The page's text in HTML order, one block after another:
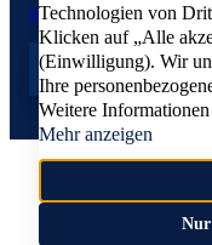
info@pvpartner.de